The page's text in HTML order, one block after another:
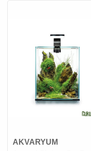
AKVARYUM